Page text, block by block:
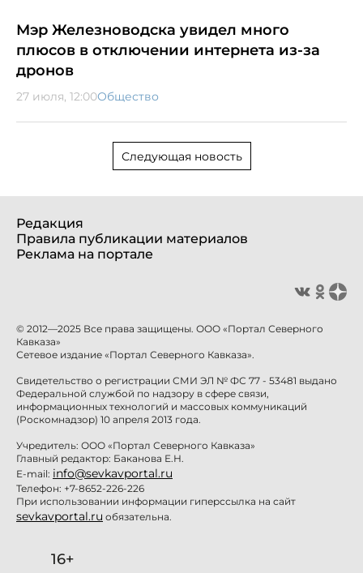
Мэр Железноводска увидел много
плюсов в отключении интернета из-за
дронов
27 июля, 12:00Общество
Следующая новость
Редакция
Правила публикации материалов
Реклама на портале
© 2012—2025 Все права защищены. ООО «Портал Северного
Кавказа»
Сетевое издание «Портал Северного Кавказа».
Свидетельство о регистрации СМИ ЭЛ № ФС 77 - 53481 выдано
Федеральной службой по надзору в сфере связи,
информационных технологий и массовых коммуникаций
(Роскомнадзор) 10 апреля 2013 года.
Учредитель: ООО «Портал Северного Кавказа»
Главный редактор: Баканова Е.Н.
E-mail: info@sevkavportal.ru
Телефон: +7-8652-226-226
При использовании информации гиперссылка на сайт
sevkavportal.ru обязательна.
16+